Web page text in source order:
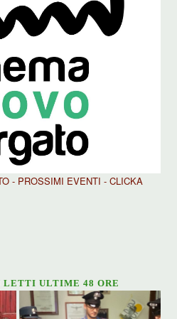
- PROSSIMI EVENTI - CLICKA
LETTI ULTIME 48 ORE